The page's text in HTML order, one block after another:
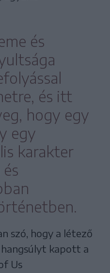
és
és itt
hogy egy
egy
karakter
szó, hogy a létező
kapott a
Us